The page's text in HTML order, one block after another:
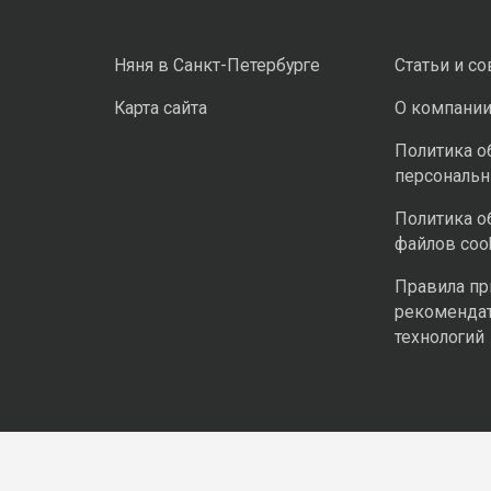
Няня в Санкт-Петербурге
Карта сайта
Статьи и
О компании
Политика
Политика
файлов
Правила
технологий